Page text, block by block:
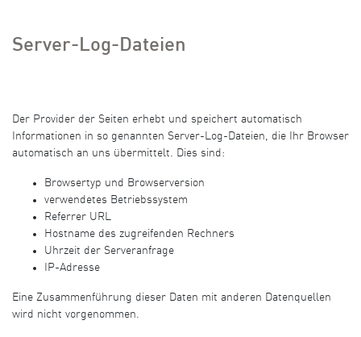
Server-Log-Dateien
Der Provider der Seiten erhebt und speichert automatisch
Informationen in so genannten Server-Log-Dateien, die Ihr Browser
automatisch an uns übermittelt. Dies sind:
Browsertyp und Browserversion
verwendetes Betriebssystem
Referrer URL
Hostname des zugreifenden Rechners
Uhrzeit der Serveranfrage
IP-Adresse
Eine Zusammenführung dieser Daten mit anderen Datenquellen
wird nicht vorgenommen.